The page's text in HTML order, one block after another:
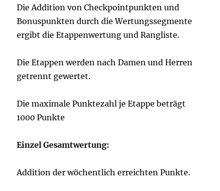
Die Addition von Checkpointpunkten und
Bonuspunkten durch die Wertungssegmente
ergibt die Etappenwertung und Rangliste.
Die Etappen werden nach Damen und Herren
getrennt gewertet.
Die maximale Punktezahl je Etappe beträgt
1000 Punkte
Einzel Gesamtwertung:
Addition der wöchentlich erreichten Punkte.